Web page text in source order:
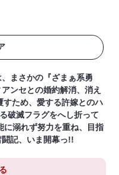
まさかの『ざまぁ系勇
ンセとの婚約解消、消え
ため、愛する許嫁とのハ
破滅フラグをへし折って
に溺れず努力を重ね、目指
記、いま開幕っ!!